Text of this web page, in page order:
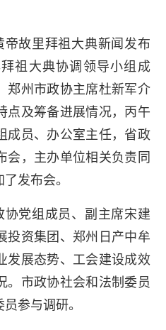
故里拜祖大典新闻发布
祖大典协调领导小组成
郑州市政协主席杜新军介
点及筹备进展情况，丙午
成员、办公室主任，省政
会，主办单位相关负责同
发布会。
党组成员、副主席宋建
投资集团、郑州日产中牟
发展态势、工会建设成效
。市政协社会和法制委员
参与调研。